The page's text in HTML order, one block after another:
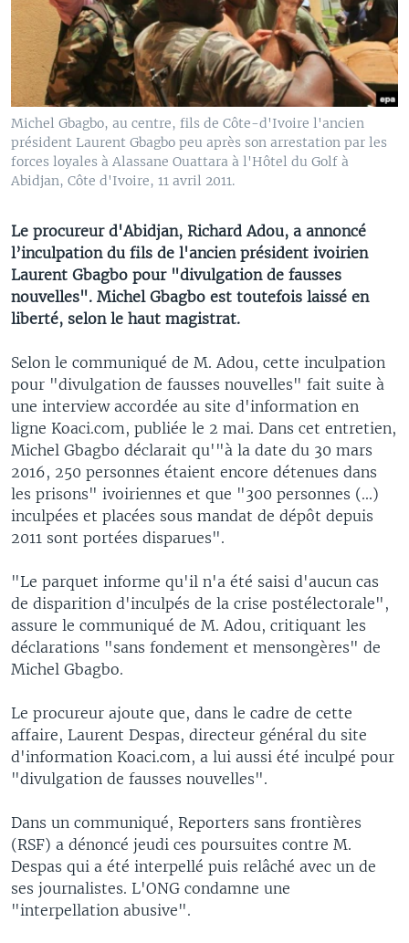
Michel Gbagbo, au centre, fils de Côte-d'Ivoire l'ancien
président Laurent Gbagbo peu après son arrestation par les
forces loyales à Alassane Ouattara à l'Hôtel du Golf à
Abidjan, Côte d'Ivoire, 11 avril 2011.
Le procureur d'Abidjan, Richard Adou, a annoncé
l’inculpation du fils de l'ancien président ivoirien
Laurent Gbagbo pour "divulgation de fausses
nouvelles". Michel Gbagbo est toutefois laissé en
liberté, selon le haut magistrat.
Selon le communiqué de M. Adou, cette inculpation
pour "divulgation de fausses nouvelles" fait suite à
une interview accordée au site d'information en
ligne Koaci.com, publiée le 2 mai. Dans cet entretien,
Michel Gbagbo déclarait qu'"à la date du 30 mars
2016, 250 personnes étaient encore détenues dans
les prisons" ivoiriennes et que "300 personnes (...)
inculpées et placées sous mandat de dépôt depuis
2011 sont portées disparues".
"Le parquet informe qu'il n'a été saisi d'aucun cas
de disparition d'inculpés de la crise postélectorale",
assure le communiqué de M. Adou, critiquant les
déclarations "sans fondement et mensongères" de
Michel Gbagbo.
Le procureur ajoute que, dans le cadre de cette
affaire, Laurent Despas, directeur général du site
d'information Koaci.com, a lui aussi été inculpé pour
"divulgation de fausses nouvelles".
Dans un communiqué, Reporters sans frontières
(RSF) a dénoncé jeudi ces poursuites contre M.
Despas qui a été interpellé puis relâché avec un de
ses journalistes. L'ONG condamne une
"interpellation abusive".